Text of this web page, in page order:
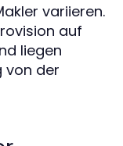
variieren.
auf
liegen
von der